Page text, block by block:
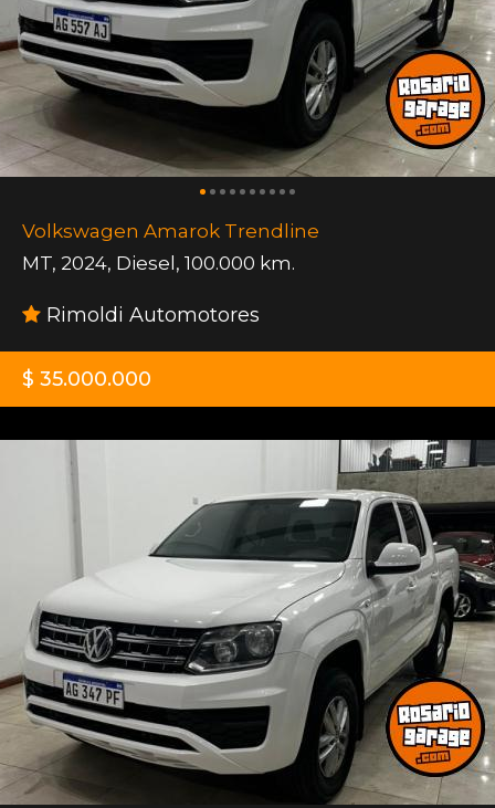
Volkswagen Amarok Trendline
MT, 2024, Diesel, 100.000 km.
Rimoldi Automotores
$ 35.000.000